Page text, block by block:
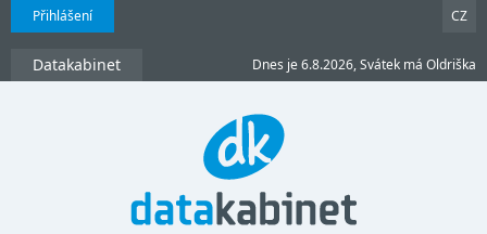
Přihlášení CZ
Datakabinet Dnes je 6.8.2026, Svátek má Oldriška